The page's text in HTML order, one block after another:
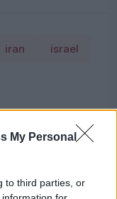
My Personal
to third parties, or
iran israel